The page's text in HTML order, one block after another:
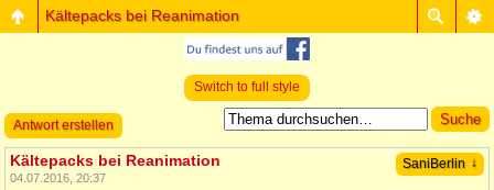
Kältepacks bei Reanimation
Switch to full style
Antwort erstellen
SaniBerlin ↓
Kältepacks bei Reanimation
04.07.2016, 20:37